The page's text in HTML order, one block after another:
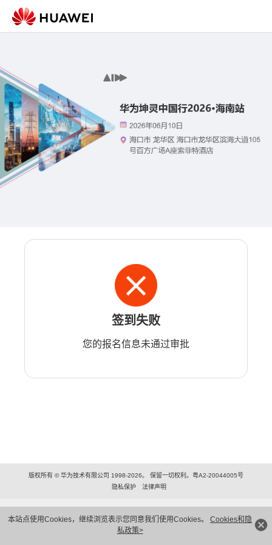
本站点使用Cookies，继续浏览表示您同意我们使用Cookies。 Cookies和隐
私政策>
签到失败
您的报名信息未通过审批
版权所有 © 华为技术有限公司 1998-2026。 保留一切权利。粤A2-20044005号
隐私保护
法律声明